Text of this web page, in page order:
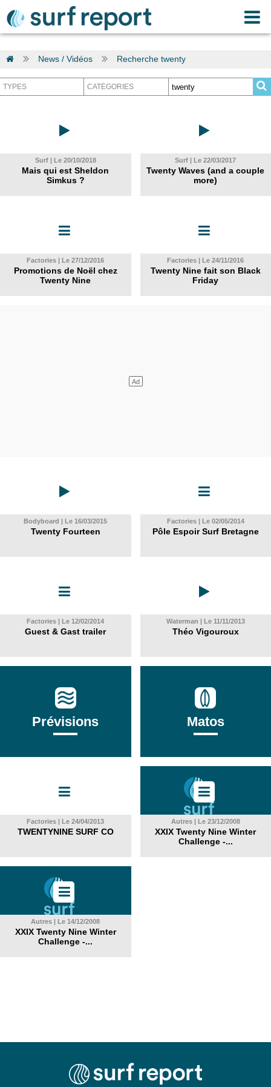
News / Vidéos Recherche twenty
Surf | Le 20/10/2018
Mais qui est Sheldon
Simkus ?
Surf | Le 22/03/2017
Twenty Waves (and a couple
more)
Factories | Le 27/12/2016
Promotions de Noël chez
Twenty Nine
Factories | Le 24/11/2016
Twenty Nine fait son Black
Friday
Bodyboard | Le 16/03/2015
Twenty Fourteen
Factories | Le 02/05/2014
Pôle Espoir Surf Bretagne
Factories | Le 12/02/2014
Guest & Gast trailer
Waterman | Le 11/11/2013
Théo Vigouroux
Prévisions Matos
Factories | Le 24/04/2013
TWENTYNINE SURF CO
Autres | Le 23/12/2008
XXIX Twenty Nine Winter
Challenge -...
Autres | Le 14/12/2008
XXIX Twenty Nine Winter
Challenge -...